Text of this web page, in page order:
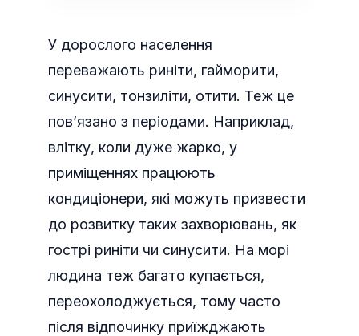
У дорослого населення
переважають риніти, гайморити,
синусити, тонзиліти, отити. Теж це
пов’язано з періодами. Наприклад,
влітку, коли дуже жарко, у
приміщеннях працюють
кондиціонери, які можуть призвести
до розвитку таких захворювань, як
гострі риніти чи синусити. На морі
людина теж багато купається,
переохолоджується, тому часто
після відпочинку приїжджають